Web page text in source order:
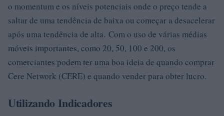
o momentum e os níveis potenciais onde o preço tende a
saltar de uma tendência de baixa ou começar a desacelerar
após uma tendência de alta. Com o uso de várias médias
móveis importantes, como 20, 50, 100 e 200, os
comerciantes podem ter uma boa ideia de quando comprar
Cere Network (CERE) e quando vender para obter lucro.
Utilizando Indicadores